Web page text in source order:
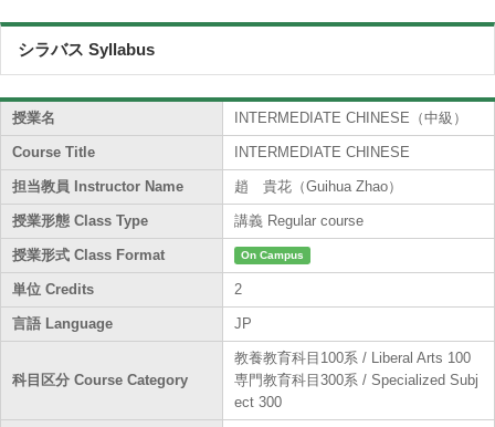
シラバス Syllabus
授業名 INTERMEDIATE CHINESE（中級）
Course Title INTERMEDIATE CHINESE
担当教員 Instructor Name 趙 貴花（Guihua Zhao）
授業形態 Class Type 講義 Regular course
授業形式 Class Format On Campus
単位 Credits 2
言語 Language JP
科目区分 Course Category
教養教育科目100系 / Liberal Arts 100
専門教育科目300系 / Specialized Subj
ect 300